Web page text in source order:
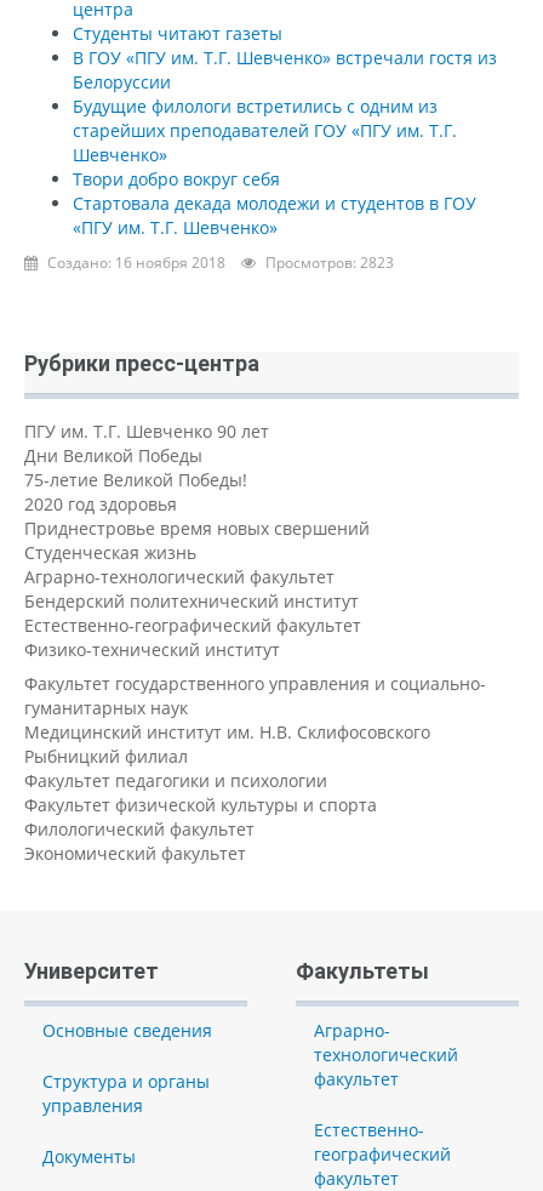
центра
Студенты читают газеты
В ГОУ «ПГУ им. Т.Г. Шевченко» встречали гостя из
Белоруссии
Будущие филологи встретились с одним из
старейших преподавателей ГОУ «ПГУ им. Т.Г.
Шевченко»
Твори добро вокруг себя
Стартовала декада молодежи и студентов в ГОУ
«ПГУ им. Т.Г. Шевченко»
Создано: 16 ноября 2018 Просмотров: 2823
Рубрики пресс-центра
ПГУ им. Т.Г. Шевченко 90 лет
Дни Великой Победы
75-летие Великой Победы!
2020 год здоровья
Приднестровье время новых свершений
Студенческая жизнь
Аграрно-технологический факультет
Бендерский политехнический институт
Естественно-географический факультет
Физико-технический институт
Факультет государственного управления и социально-
гуманитарных наук
Медицинский институт им. Н.В. Склифосовского
Рыбницкий филиал
Факультет педагогики и психологии
Факультет физической культуры и спорта
Филологический факультет
Экономический факультет
Университет
Основные сведения
Структура и органы
управления
Документы
Факультеты
Аграрно-
технологический
факультет
Естественно-
географический
факультет